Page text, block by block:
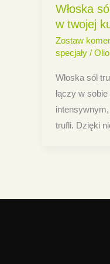
Włoska
w twojej
Zostaw
specjały/
Włoska sól
łączy w
trufli. Dzięki